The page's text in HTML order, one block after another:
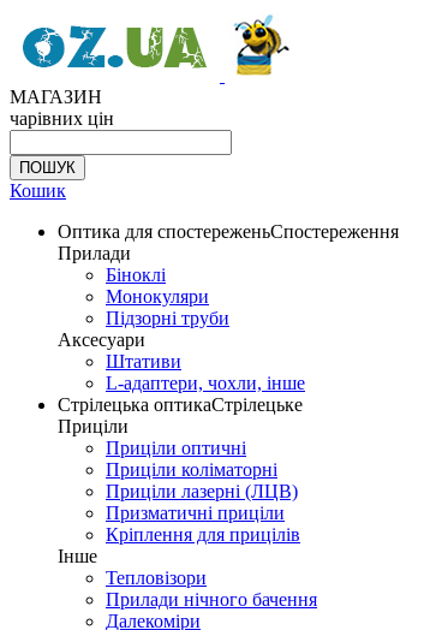
МАГАЗИН
чарівних цін
Кошик
Оптика для спостереженьСпостереження
Прилади
Біноклі
Монокуляри
Підзорні труби
Аксесуари
Штативи
L-адаптери, чохли, інше
Стрілецька оптикаСтрілецьке
Приціли
Приціли оптичні
Приціли коліматорні
Приціли лазерні (ЛЦВ)
Призматичні приціли
Кріплення для прицілів
Інше
Тепловізори
Прилади нічного бачення
Далекоміри